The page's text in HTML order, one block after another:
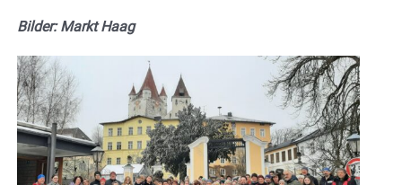
Bilder: Markt Haag